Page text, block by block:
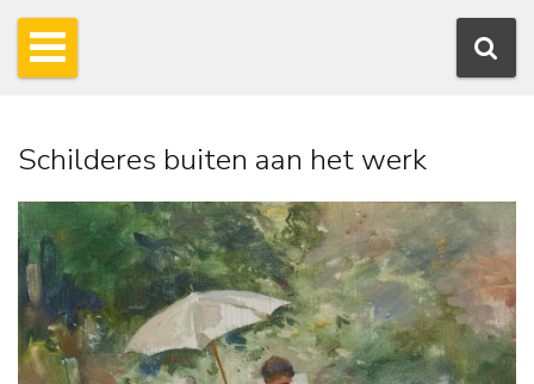
Schilderes buiten aan het werk